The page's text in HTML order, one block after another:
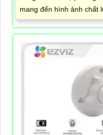
mang đến hình ảnh chất